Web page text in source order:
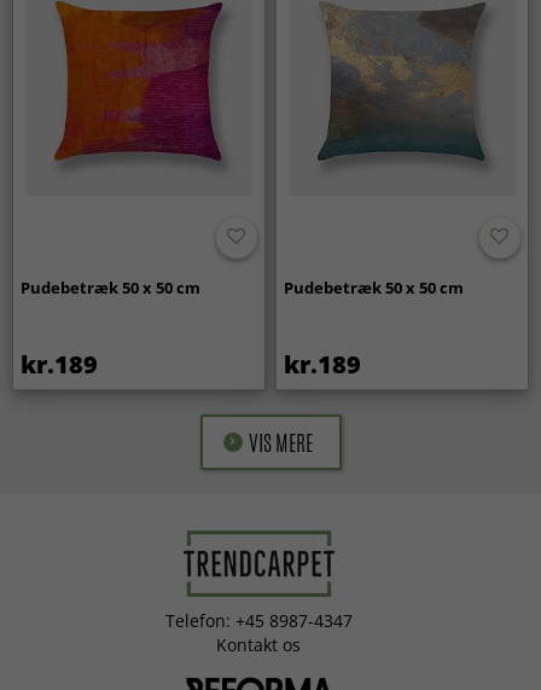
Pudebetræk 50 x 50 cm
kr.189
Pudebetræk 50 x 50 cm
kr.189
VIS MERE
Telefon: +45 8987-4347
Kontakt os